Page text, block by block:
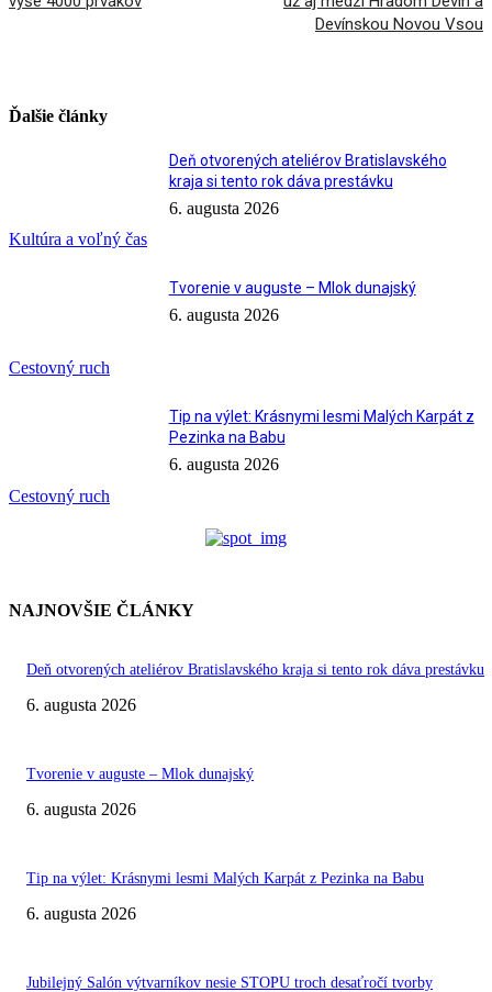
Devínskou Novou Vsou
Ďalšie články
Kultúra a voľný čas
Deň otvorených ateliérov Bratislavského
kraja si tento rok dáva prestávku
6. augusta 2026
Cestovný ruch
Tvorenie v auguste – Mlok dunajský
6. augusta 2026
Cestovný ruch
Tip na výlet: Krásnymi lesmi Malých Karpát z
Pezinka na Babu
6. augusta 2026
NAJNOVŠIE ČLÁNKY
Deň otvorených ateliérov Bratislavského kraja si tento rok dáva prestávku
6. augusta 2026
Tvorenie v auguste – Mlok dunajský
6. augusta 2026
Tip na výlet: Krásnymi lesmi Malých Karpát z Pezinka na Babu
6. augusta 2026
Jubilejný Salón výtvarníkov nesie STOPU troch desaťročí tvorby